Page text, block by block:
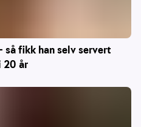
så fikk han selv servert
20 år